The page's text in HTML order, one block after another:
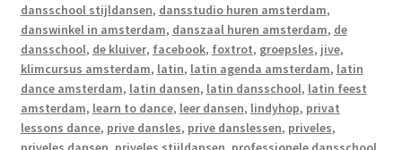
dansschool stijldansen, dansstudio huren amsterdam,
danswinkel in amsterdam, danszaal huren amsterdam, de
dansschool, de kluiver, facebook, foxtrot, groepsles, jive,
klimcursus amsterdam, latin, latin agenda amsterdam, latin
dance amsterdam, latin dansen, latin dansschool, latin feest
amsterdam, learn to dance, leer dansen, lindyhop, privat
lessons dance, prive dansles, prive danslessen, priveles,